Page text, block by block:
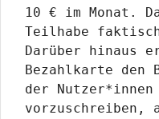
10 € im Monat.
Teilhabe
Darüber hinaus
Bezahlkarte den
der
vorzuschreiben,